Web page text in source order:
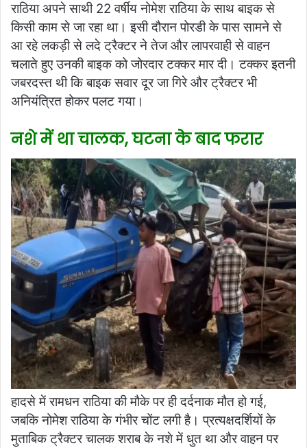
राठिया अपने साथी 22 वर्षीय नोमेश राठिया के साथ बाइक से
किसी काम से जा रहा था। इसी दौरान पोरडी के पास सामने से
आ रहे लकड़ी से लदे ट्रैक्टर ने तेज और लापरवाही से वाहन
चलाते हुए उनकी बाइक को जोरदार टक्कर मार दी। टक्कर इतनी
जबरदस्त थी कि बाइक सवार दूर जा गिरे और ट्रैक्टर भी
अनियंत्रित होकर पलट गया।
नशे में था चालक, घटना के बाद फरार
हादसे में रामधन राठिया की मौके पर ही दर्दनाक मौत हो गई,
जबकि नोमेश राठिया के गंभीर चोंट लगी है। प्रत्यक्षदर्शियों के
मुताबिक ट्रैक्टर चालक शराब के नशे में धुत था और वाहन पर